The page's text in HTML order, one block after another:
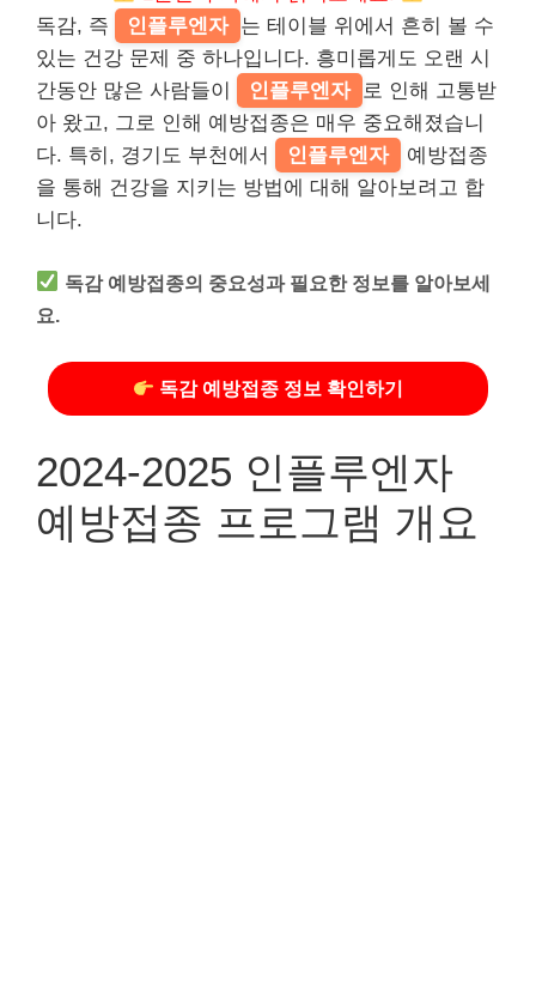
독감, 즉
인플루엔자 는 테이블 위에서 흔히 볼 수
있는 건강 문제 중 하나입니다. 흥미롭게도 오랜 시
간동안 많은 사람들이
인플루엔자 로 인해 고통받
아 왔고, 그로 인해 예방접종은 매우 중요해졌습니
다. 특히, 경기도 부천에서
인플루엔자
예방접종
을 통해 건강을 지키는 방법에 대해 알아보려고 합
니다.
독감 예방접종의 중요성과 필요한 정보를 알아보세
요.
독감 예방접종 정보 확인하기
2024-2025 인플루엔자
예방접종 프로그램 개요